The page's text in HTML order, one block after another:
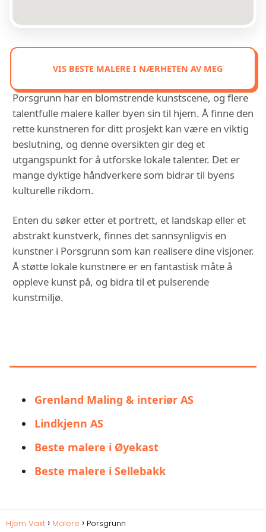
VIS BESTE MALERE I NÆRHETEN AV MEG
Porsgrunn har en blomstrende kunstscene, og flere
talentfulle malere kaller byen sin til hjem. Å finne den
rette kunstneren for ditt prosjekt kan være en viktig
beslutning, og denne oversikten gir deg et
utgangspunkt for å utforske lokale talenter. Det er
mange dyktige håndverkere som bidrar til byens
kulturelle rikdom.
Enten du søker etter et portrett, et landskap eller et
abstrakt kunstverk, finnes det sannsynligvis en
kunstner i Porsgrunn som kan realisere dine visjoner.
Å støtte lokale kunstnere er en fantastisk måte å
oppleve kunst på, og bidra til et pulserende
kunstmiljø.
Grenland Maling & interiør AS
Lindkjenn AS
Beste malere i Øyekast
Beste malere i Sellebakk
Hjem Vakt Malere Porsgrunn